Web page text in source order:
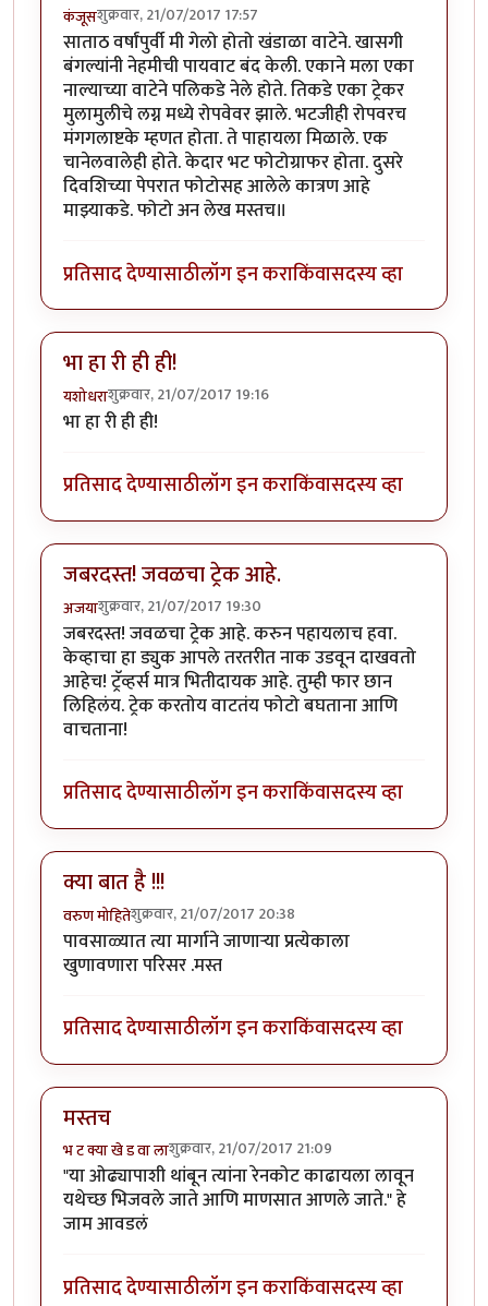
कंजूसशुक्रवार, 21/07/2017 17:57
साताठ वर्षांपुर्वी मी गेलो होतो खंडाळा वाटेने. खासगी
बंगल्यांनी नेहमीची पायवाट बंद केली. एकाने मला एका
नाल्याच्या वाटेने पलिकडे नेले होते. तिकडे एका ट्रेकर
मुलामुलीचे लग्न मध्ये रोपवेवर झाले. भटजीही रोपवरच
मंगगलाष्टके म्हणत होता. ते पाहायला मिळाले. एक
चानेलवालेही होते. केदार भट फोटोग्राफर होता. दुसरे
दिवशिच्या पेपरात फोटोसह आलेले कात्रण आहे
माझ्याकडे. फोटो अन लेख मस्तच॥
प्रतिसाद देण्यासाठीलॉग इन कराकिंवासदस्य व्हा
भा हा री ही ही!
यशोधराशुक्रवार, 21/07/2017 19:16
भा हा री ही ही!
प्रतिसाद देण्यासाठीलॉग इन कराकिंवासदस्य व्हा
जबरदस्त! जवळचा ट्रेक आहे.
अजयाशुक्रवार, 21/07/2017 19:30
जबरदस्त! जवळचा ट्रेक आहे. करुन पहायलाच हवा.
केव्हाचा हा ड्युक आपले तरतरीत नाक उडवून दाखवतो
आहेच! ट्रॅव्हर्स मात्र भितीदायक आहे. तुम्ही फार छान
लिहिलंय. ट्रेक करतोय वाटतंय फोटो बघताना आणि
वाचताना!
प्रतिसाद देण्यासाठीलॉग इन कराकिंवासदस्य व्हा
क्या बात है !!!
वरुण मोहितेशुक्रवार, 21/07/2017 20:38
पावसाळ्यात त्या मार्गाने जाणाऱ्या प्रत्येकाला
खुणावणारा परिसर .मस्त
प्रतिसाद देण्यासाठीलॉग इन कराकिंवासदस्य व्हा
मस्तच
भ ट क्या खे ड वा लाशुक्रवार, 21/07/2017 21:09
"या ओढ्यापाशी थांबून त्यांना रेनकोट काढायला लावून
यथेच्छ भिजवले जाते आणि माणसात आणले जाते." हे
जाम आवडलं
प्रतिसाद देण्यासाठीलॉग इन कराकिंवासदस्य व्हा